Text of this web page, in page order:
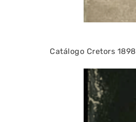
Catálogo Cretors 1898